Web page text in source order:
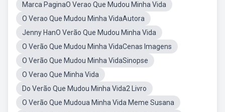
Marca PaginaO Verao Que Mudou Minha Vida
O Verao Que Mudou Minha VidaAutora
Jenny HanO Verão Que Mudou Minha Vida
O Verão Que Mudou Minha VidaCenas Imagens
O Verão Que Mudou Minha VidaSinopse
O Verao Que Minha Vida
Do Verão Que Mudou Minha Vida2 Livro
O Verão Que Mudoua Minha Vida Meme Susana